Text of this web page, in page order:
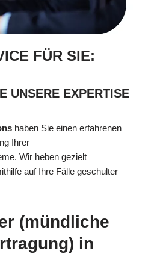
FÜR SIE:
UNSERE EXPERTISE
haben Sie einen erfahrenen
Ihrer
Wir heben gezielt
auf Ihre Fälle geschulter
(mündliche
in